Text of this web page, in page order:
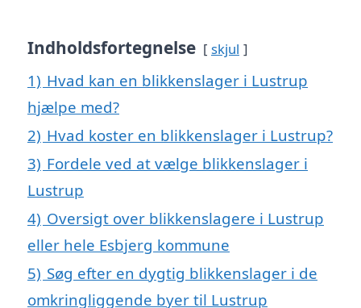
Indholdsfortegnelse skjul
1) Hvad kan en blikkenslager i Lustrup
hjælpe med?
2) Hvad koster en blikkenslager i Lustrup?
3) Fordele ved at vælge blikkenslager i
Lustrup
4) Oversigt over blikkenslagere i Lustrup
eller hele Esbjerg kommune
5) Søg efter en dygtig blikkenslager i de
omkringliggende byer til Lustrup